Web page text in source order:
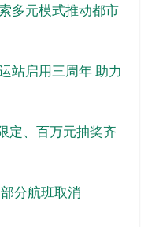
多元模式推动都市
站启用三周年 助力
定、百万元抽奖齐
分航班取消